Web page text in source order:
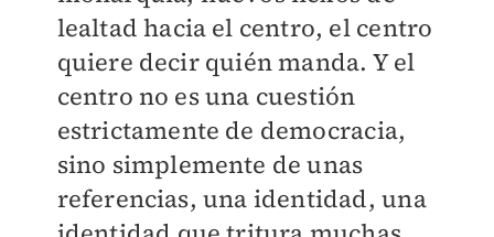
lealtad hacia el centro, el centro
quiere decir quién manda. Y el
centro no es una cuestión
estrictamente de democracia,
sino simplemente de unas
referencias, una identidad, una